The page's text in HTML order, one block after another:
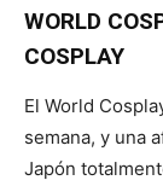
WORLD
COSPLAY
El World
semana, y una
Japón